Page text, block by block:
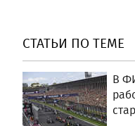
СТАТЬИ ПО ТЕМЕ
В